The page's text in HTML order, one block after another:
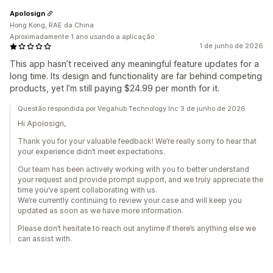
1 de junho de 2026
This app hasn’t received any meaningful feature updates for a
long time. Its design and functionality are far behind competing
products, yet I’m still paying $24.99 per month for it.
Apolosign
Hong Kong, RAE da China
Aproximadamente 1 ano usando a aplicação
Questão respondida por Vegahub Technology Inc 3 de junho de 2026
Hi Apolosign,
Thank you for your valuable feedback! We’re really sorry to hear that
your experience didn’t meet expectations.
Our team has been actively working with you to better understand
your request and provide prompt support, and we truly appreciate the
time you’ve spent collaborating with us.
We’re currently continuing to review your case and will keep you
updated as soon as we have more information.
Please don’t hesitate to reach out anytime if there’s anything else we
can assist with.